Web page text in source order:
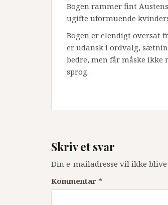
Bogen rammer fint
ugifte uformuende
Bogen er elendigt oversat
er udansk i ordvalg,
bedre, men får måske
sprog.
Skriv et svar
Din e-mailadresse vil ikke
Kommentar *